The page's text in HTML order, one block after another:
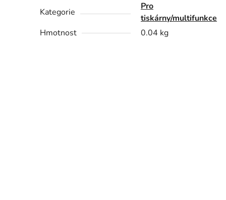
Kategorie
Pro
tiskárny/multifunkce
Hmotnost
0.04 kg